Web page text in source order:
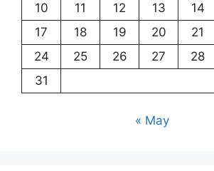
10
11 12 13 14
17
18 19 20 21
24
25 26 27 28
31
« May